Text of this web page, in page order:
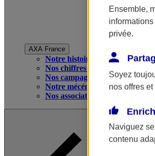
AXA France
Notre histoire
Nos chiffres clés
Nos campagnes publicitaires
Notre mécénat
Nos associations
Ensemble,
privée.
Soyez
nos offres
Naviguez
contenu